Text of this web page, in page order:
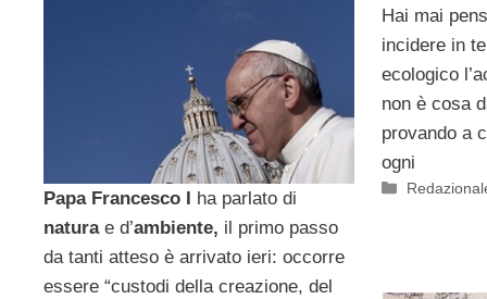
Hai mai
incidere in
ecologico
non è cosa
provando a
ogni
Categorie
Papa Francesco I
ha parlato di
naturae d’ambiente, il primo passo
da tanti atteso è arrivato ieri: occorre
essere “custodi della creazione, del